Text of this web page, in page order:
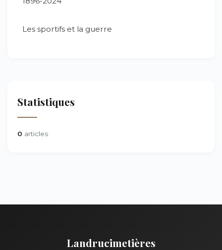
Les sportifs et la guerre
Statistiques
0 articles
Landrucimetières